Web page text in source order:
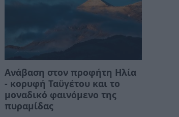
Ανάβαση στον προφήτη Ηλία
- κορυφή Ταϋγέτου και το
μοναδικό φαινόμενο της
πυραμίδας